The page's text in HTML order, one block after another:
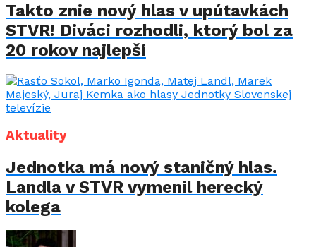
Takto znie nový hlas v upútavkách
STVR! Diváci rozhodli, ktorý bol za
20 rokov najlepší
Aktuality
Jednotka má nový staničný hlas.
Landla v STVR vymenil herecký
kolega